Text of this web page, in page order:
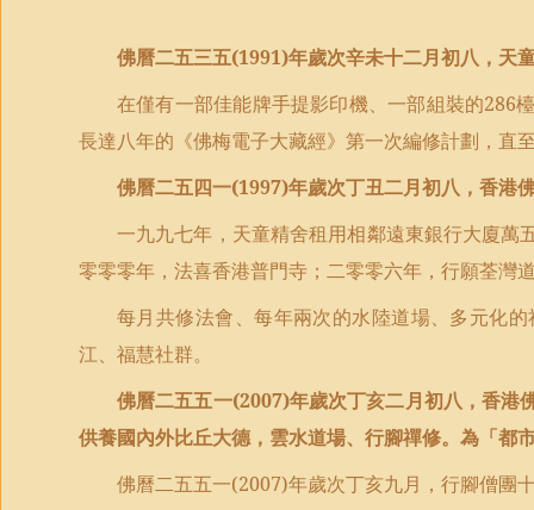
佛曆二五三五(1991)年歲次辛未十二月初八，天
在僅有一部佳能牌手提影印機、一部組裝的286
長達八年的《佛梅電子大藏經》第一次編修計劃，直
佛曆二五四一(1997)年歲次丁丑二月初八，香港
一九九七年，天童精舍租用相鄰遠東銀行大廈
零零零年，法喜香港普門寺；二零零六年，行願荃灣
每月共修法會、每年兩次的水陸道場、多元化
江、福慧社群。
佛曆二五五一(2007)年歲次丁亥二月初八，香港
供養國內外比丘大德，雲水道場、行腳禪修。為「都
佛曆二五五一(2007)年歲次丁亥九月，行腳僧團